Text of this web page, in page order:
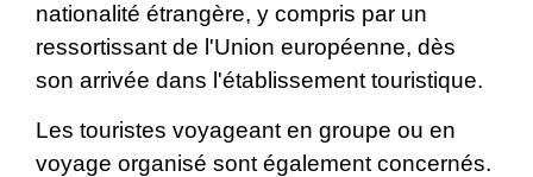
nationalité étrangère, y compris par un
ressortissant de l'Union européenne, dès
son arrivée dans l'établissement touristique.
Les touristes voyageant en groupe ou en
voyage organisé sont également concernés.